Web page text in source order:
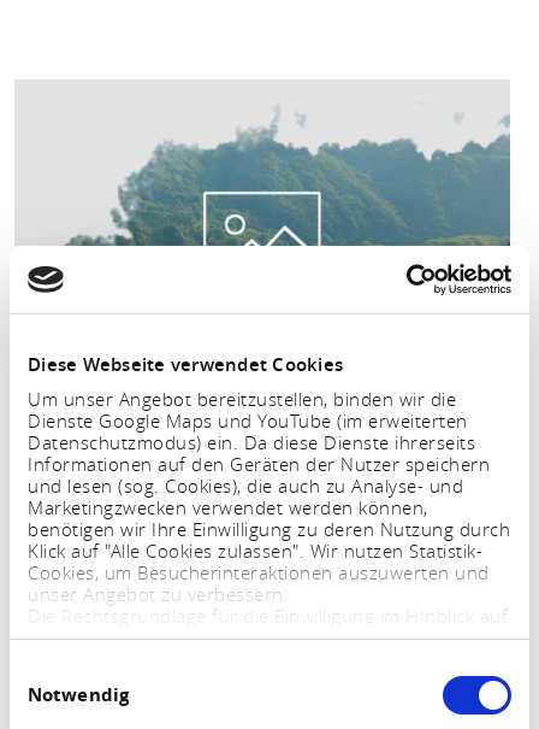
Diese Webseite verwendet Cookies
Um unser Angebot bereitzustellen, binden wir die
Dienste Google Maps und YouTube (im erweiterten
Datenschutzmodus) ein. Da diese Dienste ihrerseits
Informationen auf den Geräten der Nutzer speichern
und lesen (sog. Cookies), die auch zu Analyse- und
Marketingzwecken verwendet werden können,
benötigen wir Ihre Einwilligung zu deren Nutzung durch
Klick auf "Alle Cookies zulassen". Wir nutzen Statistik-
Cookies, um Besucherinteraktionen auszuwerten und
unser Angebot zu verbessern.
Die Rechtsgrundlage für die Einwilligung im HInblick auf
die Speicherung und das Auslesen von Informationen
Verarbeitung personenbezogener Daten Art. 6 Abs. 1
lit. a DSGVO.
Notwendig
Landgasthof Rebstock
Liebe Besucher, liebe Gäste, wir begrüßen Sie recht
herzlich in unserem familiär geführten Landgasthof
Rebstock . Sie finden unseren Landgasthof mitten im
UNESCO Welterbe „Oberes Mittelrheintal“ oberhalb der
Stadt Sankt Goar im Ortsteil…
MEHR ERFAHREN